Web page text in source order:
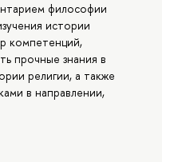
философии
истории
компетенций,
прочные знания в
религии, а также
в направлении,